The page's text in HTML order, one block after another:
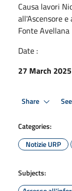
Causa lavori
all'Ascensore e
Fonte Avellana
Date :
27 March 2025
Share
Categories:
Notizie URP
Subjects: